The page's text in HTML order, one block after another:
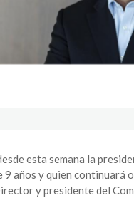
esta semana la
9 años y quien
y presidente del